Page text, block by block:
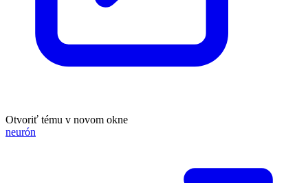
Otvoriť tému v novom okne
neurón